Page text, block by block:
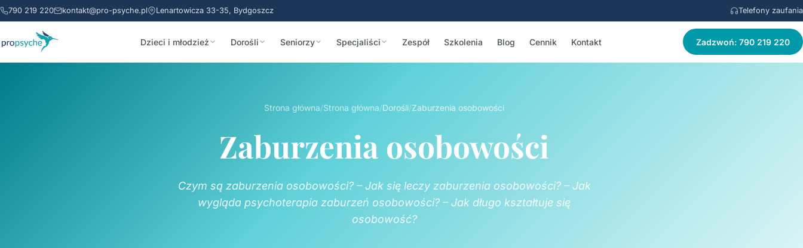
790 219 220 kontakt@pro-psyche.pl Lenartowicza 33-35, Bydgoszcz Telefony zaufania
Dzieci i młodzież Dorośli Seniorzy Specjaliści Zespół Szkolenia Blog Cennik Kontakt Zadzwoń: 790 219 220
Strona główna/Strona główna/Dorośli/Zaburzenia osobowości
Zaburzenia osobowości
Czym są zaburzenia osobowości? – Jak się leczy zaburzenia osobowości? – Jak
wygląda psychoterapia zaburzeń osobowości? – Jak długo kształtuje się
osobowość?